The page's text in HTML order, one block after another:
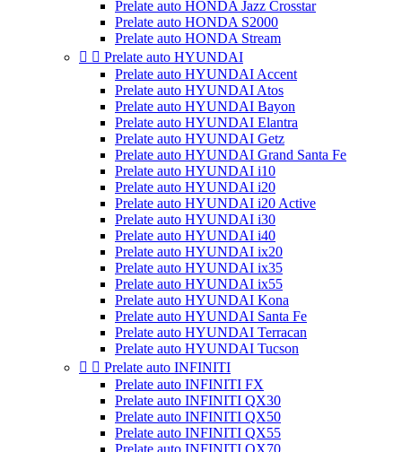
Prelate auto HONDA Jazz Crosstar
Prelate auto HONDA S2000
Prelate auto HONDA Stream
  Prelate auto HYUNDAI
Prelate auto HYUNDAI Accent
Prelate auto HYUNDAI Atos
Prelate auto HYUNDAI Bayon
Prelate auto HYUNDAI Elantra
Prelate auto HYUNDAI Getz
Prelate auto HYUNDAI Grand Santa Fe
Prelate auto HYUNDAI i10
Prelate auto HYUNDAI i20
Prelate auto HYUNDAI i20 Active
Prelate auto HYUNDAI i30
Prelate auto HYUNDAI i40
Prelate auto HYUNDAI ix20
Prelate auto HYUNDAI ix35
Prelate auto HYUNDAI ix55
Prelate auto HYUNDAI Kona
Prelate auto HYUNDAI Santa Fe
Prelate auto HYUNDAI Terracan
Prelate auto HYUNDAI Tucson
  Prelate auto INFINITI
Prelate auto INFINITI FX
Prelate auto INFINITI QX30
Prelate auto INFINITI QX50
Prelate auto INFINITI QX55
Prelate auto INFINITI QX70